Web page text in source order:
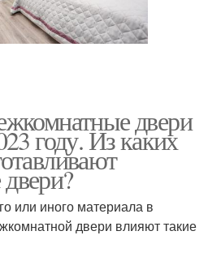
двери
году. Из каких
или иного материала в
двери влияют такие